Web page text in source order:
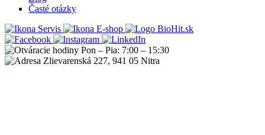
Časté otázky
Servis
E-shop
Pon – Pia: 7:00 – 15:30
Zlievarenská 227, 941 05 Nitra